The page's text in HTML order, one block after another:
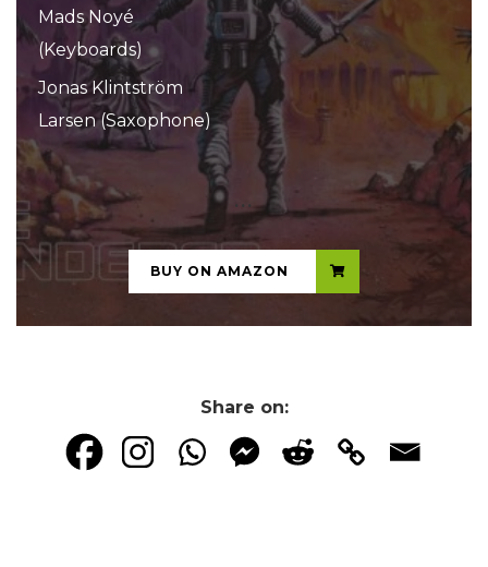
Mads Noyé
(Keyboards)
Jonas Klintström
Larsen (Saxophone)
...
BUY ON AMAZON
Share on: